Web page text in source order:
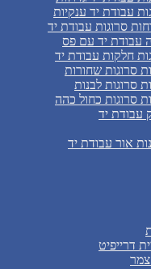
עבודת יד ענקיות
סרוגות עבודת יד
עבודת יד עם פס
חלקות עבודת יד
סרוגות שחורות
סרוגות לבנות
סרוגות כחול כהה
עבודת יד
אור עבודת יד
דרייפיט